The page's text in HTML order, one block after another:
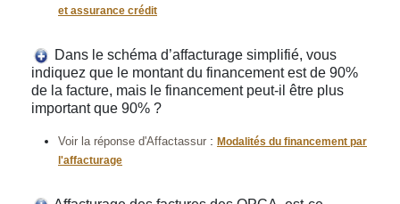
et assurance crédit
Dans le schéma d’affacturage simplifié, vous
indiquez que le montant du financement est de 90%
de la facture, mais le financement peut-il être plus
important que 90% ?
Voir la réponse d'Affactassur : Modalités du financement par
l'affacturage